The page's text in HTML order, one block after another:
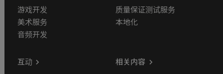
游戏开发
美术服务
音频开发
质量保证测试服务
本地化
互动 相关内容